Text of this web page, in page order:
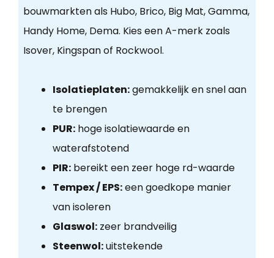
bouwmarkten als Hubo, Brico, Big Mat, Gamma,
Handy Home, Dema. Kies een A-merk zoals
Isover, Kingspan of Rockwool.
Isolatieplaten:gemakkelijk en snel aan
te brengen
PUR:hoge isolatiewaarde en
waterafstotend
PIR:bereikt een zeer hoge rd-waarde
Tempex / EPS:een goedkope manier
van isoleren
Glaswol:zeer brandveilig
Steenwol:uitstekende